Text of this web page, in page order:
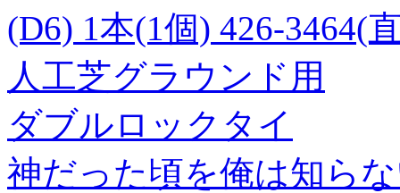
(D6) 1本(1個) 426-3464(
人工芝グラウンド用
ダブルロックタイ
神だった頃を俺は知ら